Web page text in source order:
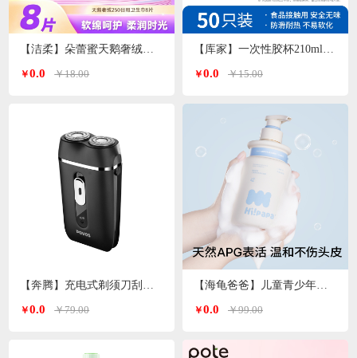
【洁柔】朵蕾蜜天鹅奢绒卫生巾日用250mm
￥0.0 ￥18.00
【奔腾】充电式剃须刀刮胡刀PQ8602
￥0.0 ￥79.00
【库家】一次性胶杯210ml*50只/包KJ-1452
￥0.0 ￥15.00
【海龟爸爸】儿童青少年沐浴露/洗发水500ml/瓶
￥0.0 ￥99.00